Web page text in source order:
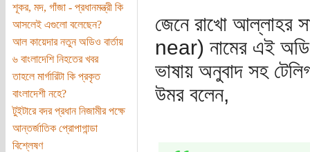
শূকর, মদ, গাঁজা - প্রধানমন্ত্রী কি
আসলেই এগুলো বলেছেন?
আল কায়েদার নতুন অডিও বার্তায়
৬ বাংলাদেশি নিহতের খবর
তাহলে মার্গারিটা কি প্রকৃত
বাংলাদেশী নহে?
টুইটারে বদর প্রধান নিজামীর পক্ষে
আন্তর্জাতিক প্রোপাগান্ডা
বিশ্লেষণ
জেনে রাখো
near) নামের এই অডিও
ভাষায় অনুবাদ সহ
উমর বলেন,